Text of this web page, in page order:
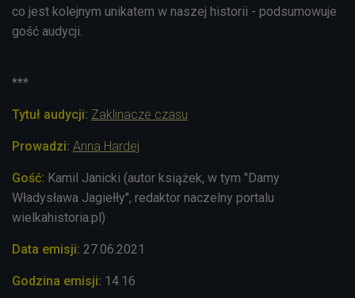
co jest kolejnym unikatem w naszej historii - podsumowuje
gość audycji.
***
Tytuł audycji: Zaklinacze czasu
Prowadzi: Anna Hardej
Gość: Kamil Janicki (autor książek, w tym "Damy
Władysława Jagiełły", redaktor naczelny portalu
wielkahistoria.pl)
Data emisji: 27.06.2021
Godzina emisji: 14.16